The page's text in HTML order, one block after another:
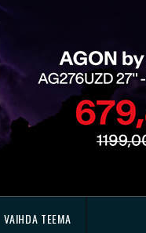
VAIHDA TEEMA